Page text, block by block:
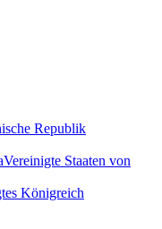
Republik
Vereinigte Staaten von
Königreich